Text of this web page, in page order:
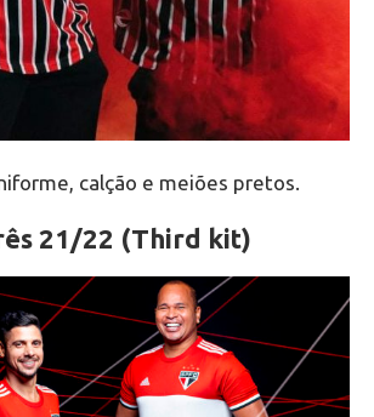
calção e meiões pretos.
21/22 (Third kit)